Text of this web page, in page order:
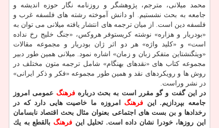
محمد میلانی، مترجم، پژوهشگر و روزنامه نگار حوزه اندیشه و
جامعه به بحث نشستیم. او دانش آموخته رشته های فلسفه غرب و
فلسفه دین است. از میان ترجمه های انتشار یافته میلانی می توان به
«بودریار و هزاره» نوشته كریستوفر هروكس، «جنگ خلیج رخ نداده
است» و «كلید واژه» هر دو اثر ژان بودریار و مجموعه مقالات
«ویتگنشتاین متفكر زبان و زمان» اشاره نمود. میلانی همین طور دبیر
مجموعه كتاب های «نقدهای بهنگام» شامل ترجمه متون مختلف در
روش ها و رویكردهای نقد و همین طور مجموعه «فكر و ذكر ایرانی»
در نشر وراست.
در این گفت و گو مقرر است به بحث دربارهفرهنگ عمومی امروز
جامعه بپردازیم. این فرهنگ امروزه ما خاصیت هایی دارد كه در
رخدادها و بن بست های اجتماعی بعنوان مثال بحث اقتصاد نابسامان
این روزها، خودرا نشان داده است. تحلیل اینفرهنگ بالقطع به یك